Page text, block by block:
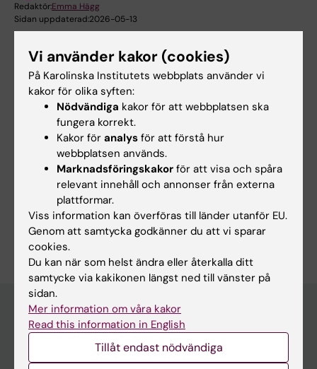
Redaktör:Emma Hägg
Sidan uppdaterad:2026-05-13
Dela
Relaterat
Webbinarier och workshop om ansvarsfull
internationalisering
Upptäck KI
Utbildning
Vi använder kakor (cookies)
På Karolinska Institutets webbplats använder vi
kakor för olika syften:
Nödvändiga kakor för att webbplatsen ska
fungera korrekt.
Kakor för analys för att förstå hur
webbplatsen används.
Marknadsföringskakor för att visa och spåra
relevant innehåll och annonser från externa
plattformar.
Viss information kan överföras till länder utanför EU.
Genom att samtycka godkänner du att vi sparar
cookies.
Du kan när som helst ändra eller återkalla ditt
samtycke via kakikonen längst ned till vänster på
sidan.
Mer information om våra kakor
Read this information in English
Tillåt endast nödvändiga